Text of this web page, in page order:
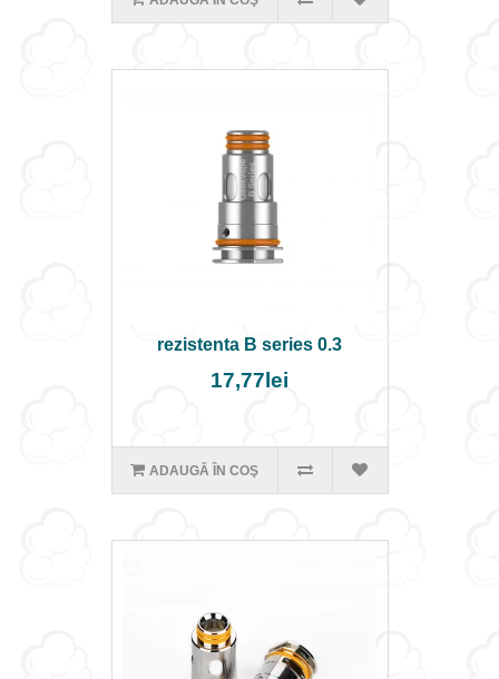
rezistenta B series 0.3
17,77lei
ADAUGĂ ÎN COŞ